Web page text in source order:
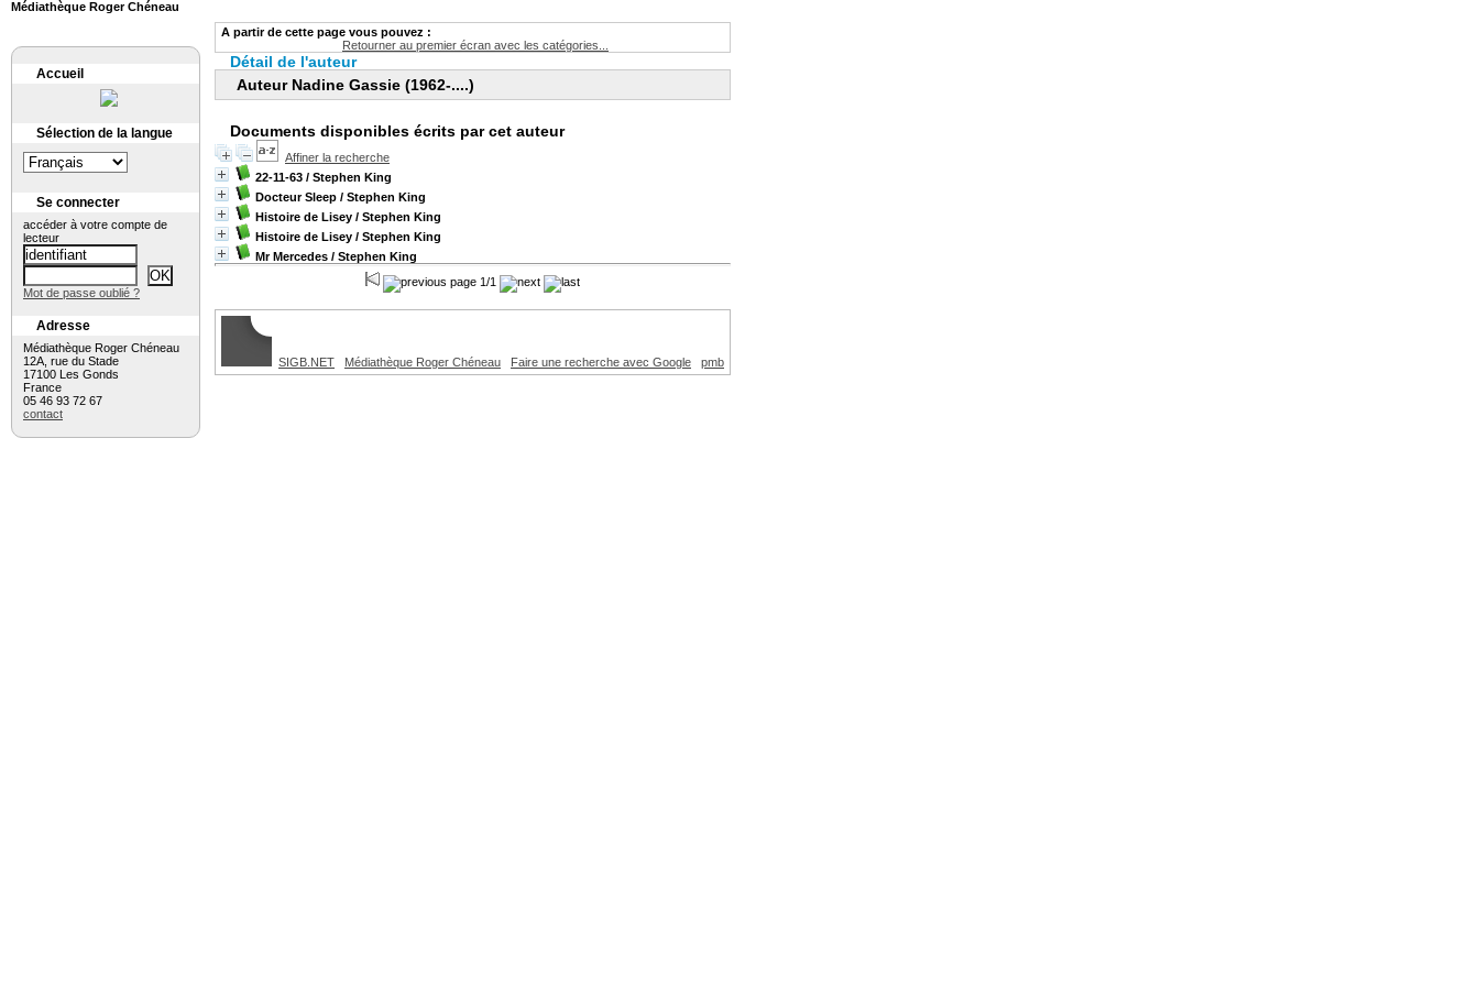
A partir de cette page vous pouvez :
Retourner au premier écran avec les catégories...
Détail de l'auteur
Auteur Nadine Gassie (1962-....)
Documents disponibles écrits par cet auteur
Affiner la recherche
22-11-63 / Stephen King
Docteur Sleep / Stephen King
Histoire de Lisey / Stephen King
Histoire de Lisey / Stephen King
Mr Mercedes / Stephen King
page 1/1
SIGB.NET Médiathèque Roger Chéneau Faire une recherche avec Google pmb
Médiathèque Roger Chéneau
Accueil
Sélection de la langue
Se connecter
accéder à votre compte de
lecteur
Mot de passe oublié ?
Adresse
Médiathèque Roger Chéneau
12A, rue du Stade
17100 Les Gonds
France
05 46 93 72 67
contact